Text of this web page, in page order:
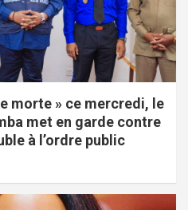
morte » ce mercredi, le
met en garde contre
à l’ordre public